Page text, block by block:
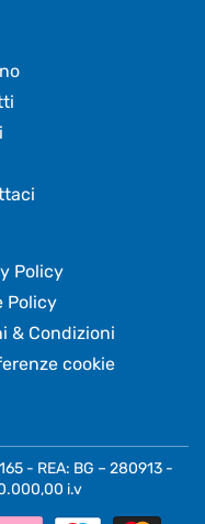
Policy
Policy
& Condizioni
cookie
- REA: BG – 280913 -
i.v